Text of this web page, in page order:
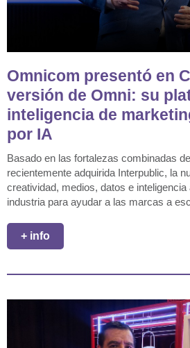
Omnicom presentó en
versión de Omni: su
inteligencia de
por IA
Basado en las fortalezas combinadas
recientemente adquirida Interpublic, la
creatividad, medios, datos e
industria para ayudar a las marcas a
+ info